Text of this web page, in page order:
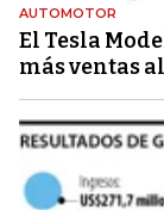
AUTOMOTOR
El Tesla
más ventas